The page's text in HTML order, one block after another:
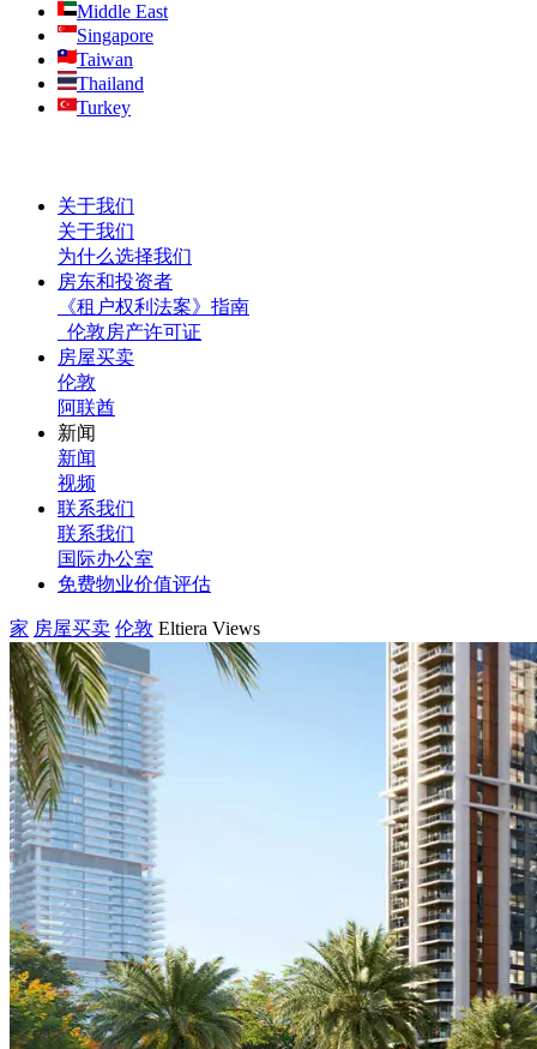
Middle East
Singapore
Taiwan
Thailand
Turkey
关于我们
关于我们
为什么选择我们
房东和投资者
《租户权利法案》指南
伦敦房产许可证
房屋买卖
伦敦
阿联酋
新闻
新闻
视频
联系我们
联系我们
国际办公室
免费物业价值评估
家 房屋买卖 伦敦 Eltiera Views